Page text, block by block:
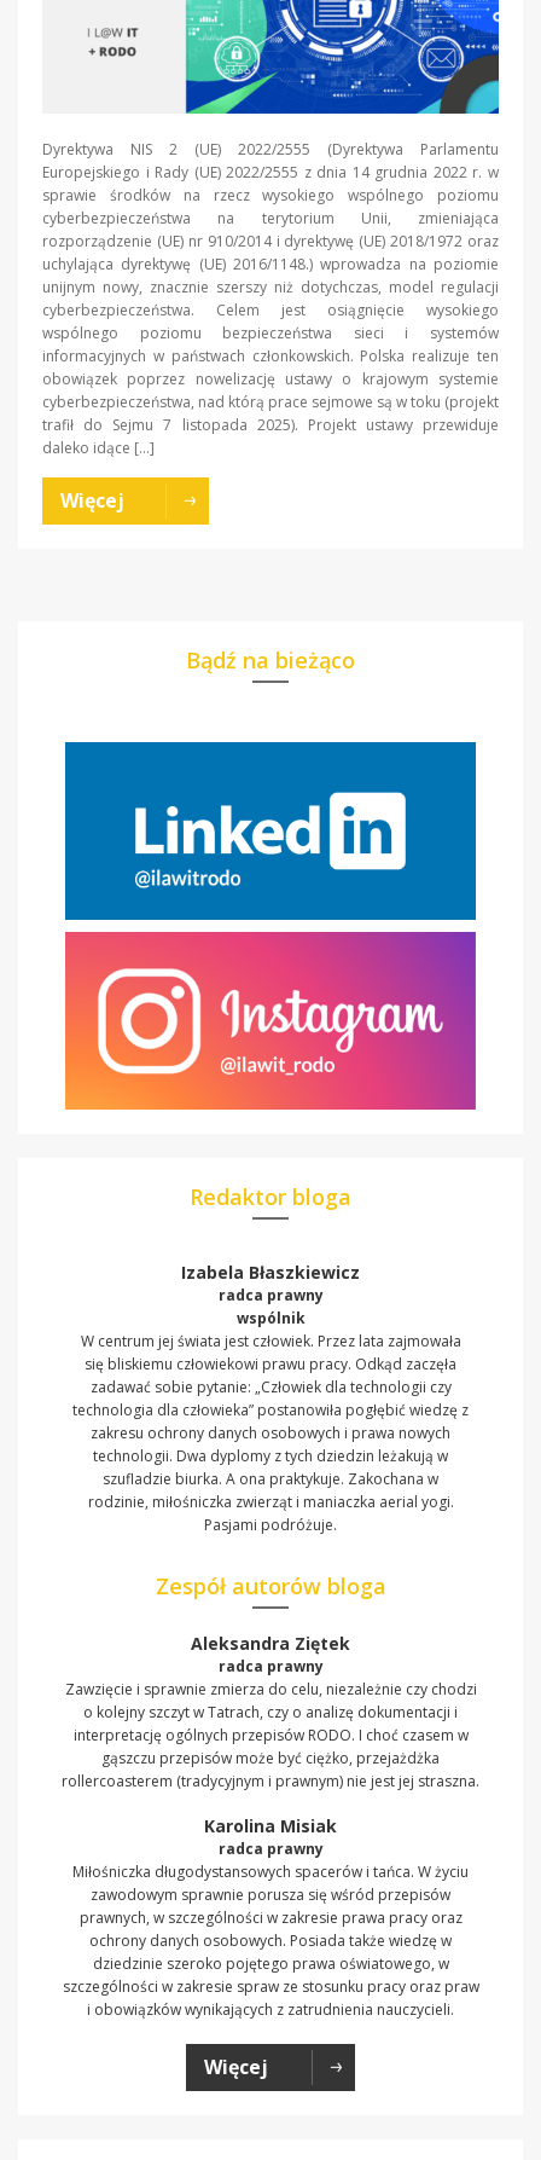
Dyrektywa NIS 2 (UE) 2022/2555 (Dyrektywa Parlamentu
Europejskiego i Rady (UE) 2022/2555 z dnia 14 grudnia 2022 r. w
sprawie środków na rzecz wysokiego wspólnego poziomu
cyberbezpieczeństwa na terytorium Unii, zmieniająca
rozporządzenie (UE) nr 910/2014 i dyrektywę (UE) 2018/1972 oraz
uchylająca dyrektywę (UE) 2016/1148.) wprowadza na poziomie
unijnym nowy, znacznie szerszy niż dotychczas, model regulacji
cyberbezpieczeństwa. Celem jest osiągnięcie wysokiego
wspólnego poziomu bezpieczeństwa sieci i systemów
informacyjnych w państwach członkowskich. Polska realizuje ten
obowiązek poprzez nowelizację ustawy o krajowym systemie
cyberbezpieczeństwa, nad którą prace sejmowe są w toku (projekt
trafił do Sejmu 7 listopada 2025). Projekt ustawy przewiduje
daleko idące […]
Więcej
Bądź na bieżąco
Redaktor bloga
Izabela Błaszkiewicz
radca prawny
wspólnik
W centrum jej świata jest człowiek. Przez lata zajmowała
się bliskiemu człowiekowi prawu pracy. Odkąd zaczęła
zadawać sobie pytanie: „Człowiek dla technologii czy
technologia dla człowieka” postanowiła pogłębić wiedzę z
zakresu ochrony danych osobowych i prawa nowych
technologii. Dwa dyplomy z tych dziedzin leżakują w
szufladzie biurka. A ona praktykuje. Zakochana w
rodzinie, miłośniczka zwierząt i maniaczka aerial yogi.
Pasjami podróżuje.
Zespół autorów bloga
Aleksandra Ziętek
radca prawny
Zawzięcie i sprawnie zmierza do celu, niezależnie czy chodzi
o kolejny szczyt w Tatrach, czy o analizę dokumentacji i
interpretację ogólnych przepisów RODO. I choć czasem w
gąszczu przepisów może być ciężko, przejażdżka
rollercoasterem (tradycyjnym i prawnym) nie jest jej straszna.
Karolina Misiak
radca prawny
Miłośniczka długodystansowych spacerów i tańca. W życiu
zawodowym sprawnie porusza się wśród przepisów
prawnych, w szczególności w zakresie prawa pracy oraz
ochrony danych osobowych. Posiada także wiedzę w
dziedzinie szeroko pojętego prawa oświatowego, w
szczególności w zakresie spraw ze stosunku pracy oraz praw
i obowiązków wynikających z zatrudnienia nauczycieli.
Więcej